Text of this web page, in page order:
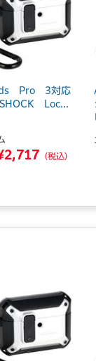
Pro 3対応
Loc...
（税込）